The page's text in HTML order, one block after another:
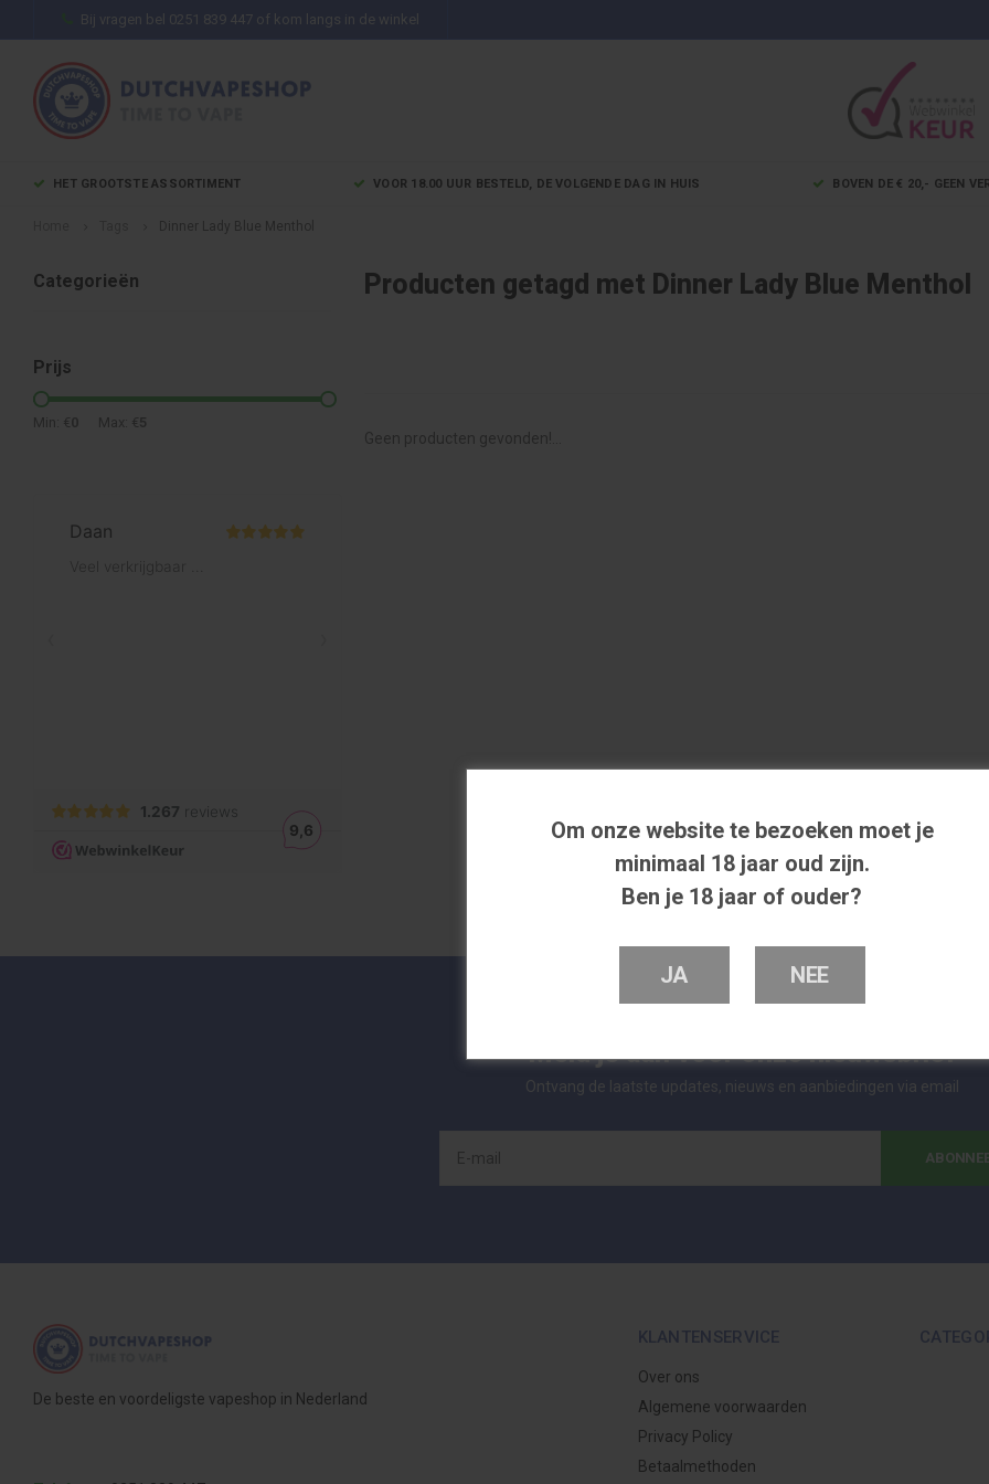
Om onze website te bezoeken moet je
minimaal 18 jaar oud zijn.
Ben je 18 jaar of ouder?
JA NEE
Bij vragen bel 0251 839 447 of kom langs in de winkel
HET GROOTSTE ASSORTIMENT VOOR 18.00 UUR BESTELD, DE VOLGENDE DAG IN HUIS BOVEN DE € 20,- GEEN
Dinner Lady Blue Menthol
Categorieën
Prijs
Min: € 0 Max: € 5
Producten getagd met Dinner Lady Blue Menthol
Geen producten gevonden!...
Meld je aan voor onze nieuwsbrief
Ontvang de laatste updates, nieuws en aanbiedingen via email
De beste en voordeligste vapeshop in Nederland
KLANTENSERVICE
Over ons
Algemene voorwaarden
Privacy Policy
Betaalmethoden